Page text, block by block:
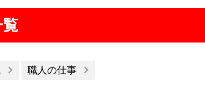
職人の仕事